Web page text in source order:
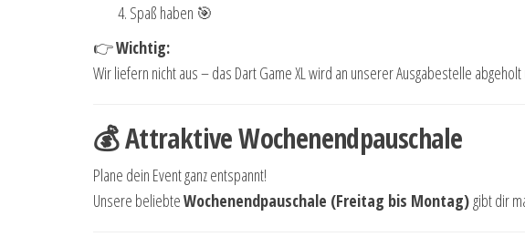
Spaß haben 🎯
👉Wichtig:
Wir liefern nicht aus – das Dart Game XL wird an unserer Ausgabestelle
💰 Attraktive Wochenendpauschale
Plane dein Event ganz entspannt!
Unsere beliebteWochenendpauschale (Freitag bis Montag)gibt dir